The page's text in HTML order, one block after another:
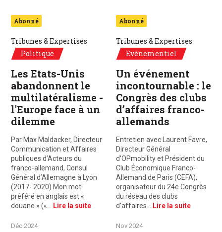
Abonné
Tribunes & Expertises
Politique
Les Etats-Unis
abandonnent le
multilatéralisme -
l'Europe face à un
dilemme
Par Max Maldacker, Directeur
Communication et Affaires
publiques d’Acteurs du
franco-allemand, Consul
Général d’Allemagne à Lyon
(2017- 2020) Mon mot
préféré en anglais est «
douane » («…
Lire la suite
Déc 2024
Abonné
Tribunes & Expertises
Evénementiel
Un événement
incontournable : le
Congrès des clubs
d’affaires franco-
allemands
Entretien avec Laurent Favre,
Directeur Général
d’OPmobility et Président du
Club Économique Franco-
Allemand de Paris (CEFA),
organisateur du 24e Congrès
du réseau des clubs
d’affaires…
Lire la suite
Nov 2024